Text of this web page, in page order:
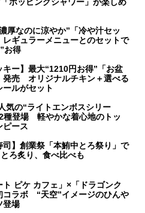
濃厚なのに涼やか”「冷や汁セッ
ギュラーメニューとのセットで
お得
キー】最大“1210円お得”「お盆
発売 オリジナルチキン＋選べる
ールがセット
気の“ライトエンボスシリー
種登場 軽やかな着心地のトッ
ピース
司】創業祭「本鮪中とろ祭り」で
ろ炙り、食べ比べも
ト ピケ カフェ」×「ドラゴンク
コラボ “天空”イメージのひんや
登場